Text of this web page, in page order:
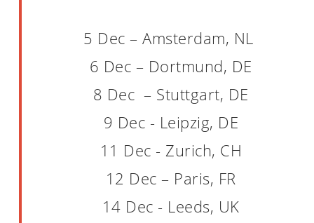
5 Dec​ – Amsterdam, NL ​
6 Dec​ – Dortmund, DE​​
8 Dec ​ – Stuttgart, DE
9 Dec ​- Leipzig, DE​​
11 Dec ​- Zurich, CH
12 Dec​ – Paris, FR​​​
14 Dec ​- Leeds, UK​​​